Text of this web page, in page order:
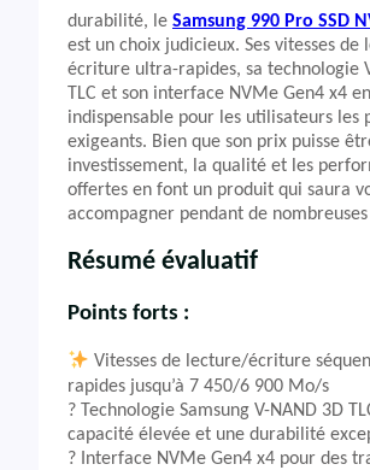
durabilité, le Samsung 990 Pro SSD
est un choix judicieux. Ses vitesses de
écriture ultra-rapides, sa technologie
TLC et son interface NVMe Gen4 x4
indispensable pour les utilisateurs les
exigeants. Bien que son prix puisse
investissement, la qualité et les
offertes en font un produit qui saura
accompagner pendant de nombreuses
Résumé évaluatif
Points forts :
Vitesses de lecture/écriture
rapides jusqu’à 7 450/6 900 Mo/s
?️ Technologie Samsung V-NAND 3D
capacité élevée et une durabilité
? Interface NVMe Gen4 x4 pour des